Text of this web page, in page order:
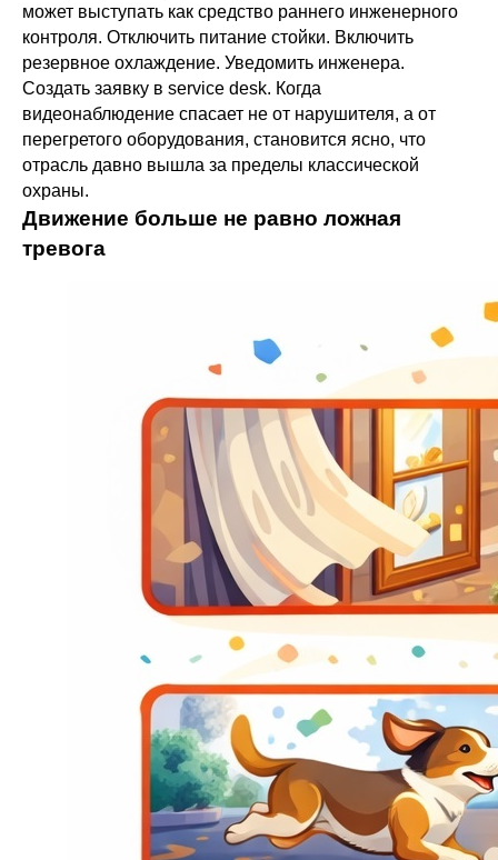
может выступать как средство раннего инженерного
контроля. Отключить питание стойки. Включить
резервное охлаждение. Уведомить инженера.
Создать заявку в service desk. Когда
видеонаблюдение спасает не от нарушителя, а от
перегретого оборудования, становится ясно, что
отрасль давно вышла за пределы классической
охраны.
Движение больше не равно ложная
тревога